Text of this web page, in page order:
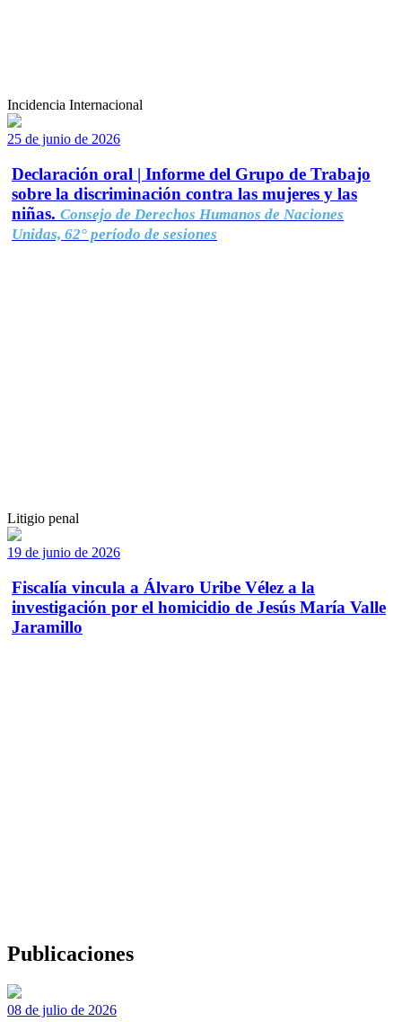
Incidencia Internacional
25 de junio de 2026
Declaración oral | Informe del Grupo de Trabajo
sobre la discriminación contra las mujeres y las
niñas. Consejo de Derechos Humanos de Naciones
Unidas, 62° período de sesiones
Litigio penal
19 de junio de 2026
Fiscalía vincula a Álvaro Uribe Vélez a la
investigación por el homicidio de Jesús María Valle
Jaramillo
Publicaciones
08 de julio de 2026